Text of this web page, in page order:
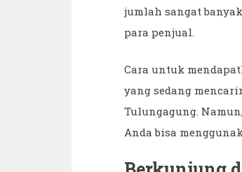
jumlah sangat
para penjual.
Cara untuk
yang sedang
Tulungagung.
Anda bisa